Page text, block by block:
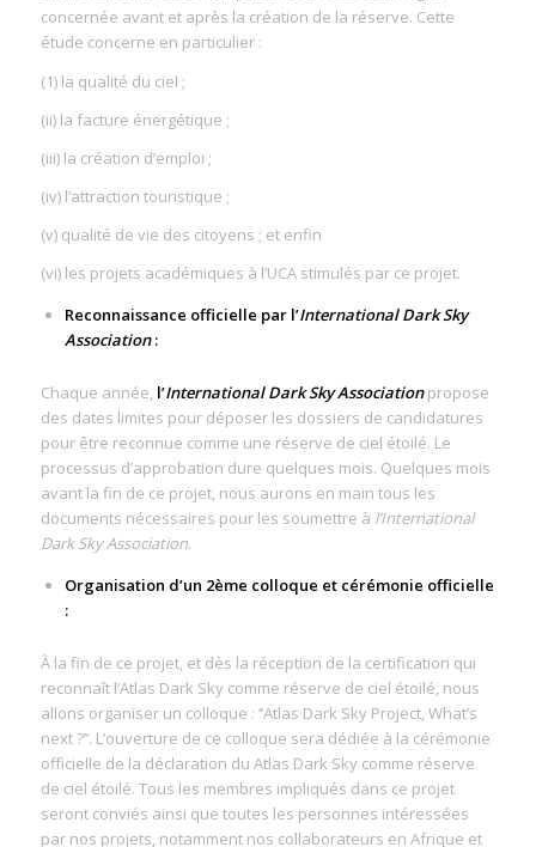
concernée avant et après la création de la réserve. Cette
étude concerne en particulier :
(1) la qualité du ciel ;
(ii) la facture énergétique ;
(iii) la création d’emploi ;
(iv) l’attraction touristique ;
(v) qualité de vie des citoyens ; et enfin
(vi) les projets académiques à l’UCA stimulés par ce projet.
Reconnaissance officielle par l’International Dark Sky
Association:
Chaque année, l’International Dark Sky Associationpropose
des dates limites pour déposer les dossiers de candidatures
pour être reconnue comme une réserve de ciel étoilé. Le
processus d’approbation dure quelques mois. Quelques mois
avant la fin de ce projet, nous aurons en main tous les
documents nécessaires pour les soumettre à l’International
Dark Sky Association.
Organisation d’un 2ème colloque et cérémonie officielle
:
À la fin de ce projet, et dès la réception de la certification qui
reconnaît l’Atlas Dark Sky comme réserve de ciel étoilé, nous
allons organiser un colloque : ‘’Atlas Dark Sky Project, What’s
next ?’’. L’ouverture de ce colloque sera dédiée à la cérémonie
officielle de la déclaration du Atlas Dark Sky comme réserve
de ciel étoilé. Tous les membres impliqués dans ce projet
seront conviés ainsi que toutes les personnes intéressées
par nos projets, notamment nos collaborateurs en Afrique et